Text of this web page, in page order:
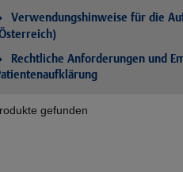
Verwendungshinweise für die
Rechtliche Anforderungen und
gefunden